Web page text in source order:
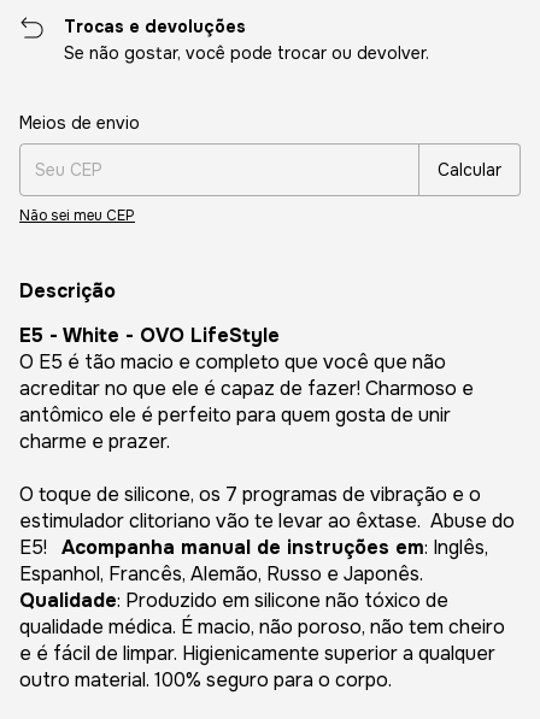
Trocas e devoluções
Se não gostar, você pode trocar ou devolver.
Entregas para o CEP:
Meios de envio
Calcular
Não sei meu CEP
Descrição
E5 - White - OVO LifeStyle
O E5 é tão macio e completo que você que não
acreditar no que ele é capaz de fazer! Charmoso e
antômico ele é perfeito para quem gosta de unir
charme e prazer.
O toque de silicone, os 7 programas de vibração e o
estimulador clitoriano vão te levar ao êxtase. Abuse do
E5! Acompanha manual de instruções em: Inglês,
Espanhol, Francês, Alemão, Russo e Japonês.
Qualidade: Produzido em silicone não tóxico de
qualidade médica. É macio, não poroso, não tem cheiro
e é fácil de limpar. Higienicamente superior a qualquer
outro material. 100% seguro para o corpo.